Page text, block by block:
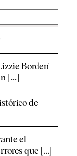
Borden'
[...]
de
el
que [...]